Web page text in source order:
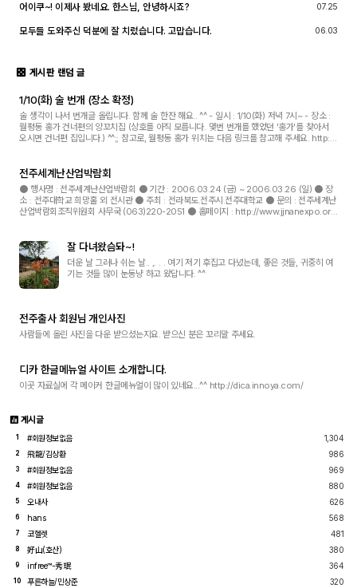
어이쿠~! 이제사 봤네요. 한스님, 안녕하시죠? 07.25
모두들 도와주신 덕분에 잘 치렀습니다. 고맙습니다. 06.03
게시판 랜덤 글
1/10(화) 술 번개 (장소 확정)
술 생각이 나서 번개글 올립니다. 함께 술 한잔 해요.. ^^ - 일시 : 1/10(화) 저녁 7시~ - 장소 :
월평동 홍가 건너편의 양꼬치집 (상호를 아직 모릅니다. 몇번 번개를 했었던 '홍가'를 찾아서
오시면 건너편 집입니다.) ^^;; 참고로, 월평동 홍가 위치는 다음 링크를 참고해 주세요. http://
전주세계난산업박람회
● 행사명 : 전주세계난산업박람회 ● 기간 : 2006.03.24 (금) ~ 2006.03.26 (일) ● 장
소 : 전주대학교 희망홀 외 전시관 ● 주최 : 전라북도.전주시.전주대학교 ● 문의 : 전주세계난
산업박람회조직위원회 사무국 (063)220-2051 ● 홈페이지 : http://www.jjnanexpo.or.k
잘 다녀왔슴돠~!
더운 날 그러나 쉬는 날.. ,. . . 여기 저기 후집고 다녔는데, 좋은 것들, 귀중히 여
기는 것들 많이 눈동냥 하고 왔답니다. ^^
전주출사 회원님 개인사진
사람들에 올린 사진을 다운 받으셨는지요. 받으신 분은 꼬리말 주세요.
디카 한글메뉴얼 사이트 소개합니다.
이곳 자료실에 각 메이커 한글메뉴얼이 많이 있네요...^^ http://dica.innoya.com/
게시글
1 #회원정보없음 1,304
2 飛龍/김상환 986
3 #회원정보없음 969
4 #회원정보없음 880
5 오내사 626
6 hans 568
7 코헬렛 481
8 好山(호산) 380
9 infree™-秀珉 364
10 푸른하늘/민상준 320